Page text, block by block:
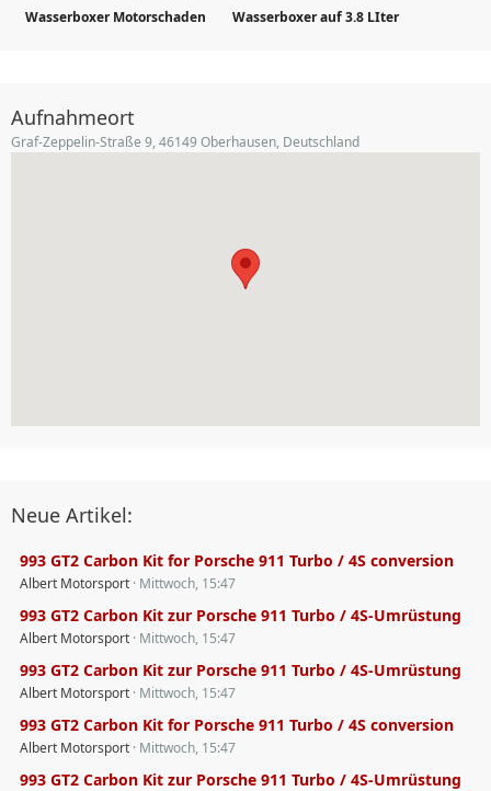
Wasserboxer Motorschaden
Wasserboxer auf 3.8 LIter
Aufnahmeort
Graf-Zeppelin-Straße 9, 46149 Oberhausen, Deutschland
Neue Artikel:
993 GT2 Carbon Kit for Porsche 911 Turbo / 4S conversion
Albert Motorsport Mittwoch, 15:47
993 GT2 Carbon Kit zur Porsche 911 Turbo / 4S-Umrüstung
Albert Motorsport Mittwoch, 15:47
993 GT2 Carbon Kit zur Porsche 911 Turbo / 4S-Umrüstung
Albert Motorsport Mittwoch, 15:47
993 GT2 Carbon Kit for Porsche 911 Turbo / 4S conversion
Albert Motorsport Mittwoch, 15:47
993 GT2 Carbon Kit zur Porsche 911 Turbo / 4S-Umrüstung